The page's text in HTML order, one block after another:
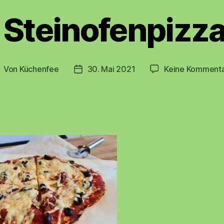
Von Küchenfee Beitragsdatum
30. Mai 2021 Keine